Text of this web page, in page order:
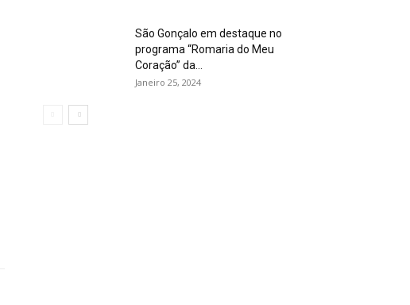
São Gonçalo em destaque no
programa “Romaria do Meu
Coração” da...
Janeiro 25, 2024